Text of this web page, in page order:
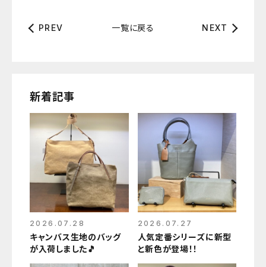
PREV 一覧に戻る NEXT
新着記事
2026.07.28
キャンバス生地のバッグ
が入荷しました🎵
2026.07.27
人気定番シリーズに新型
と新色が登場！！